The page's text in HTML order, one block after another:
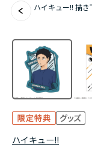
『ふつつかな
ハイキュー!! 描
ハイキュー!!